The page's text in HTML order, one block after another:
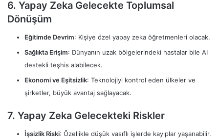
6. Yapay Zeka Gelecekte Toplumsal
Dönüşüm
Eğitimde Devrim: Kişiye özel yapay zeka öğretmenleri olacak.
Sağlıkta Erişim: Dünyanın uzak bölgelerindeki hastalar bile AI
destekli teşhis alabilecek.
Ekonomi ve Eşitsizlik: Teknolojiyi kontrol eden ülkeler ve
şirketler, büyük avantaj sağlayacak.
7. Yapay Zeka Gelecekteki Riskler
İşsizlik Riski: Özellikle düşük vasıflı işlerde kayıplar yaşanabilir.